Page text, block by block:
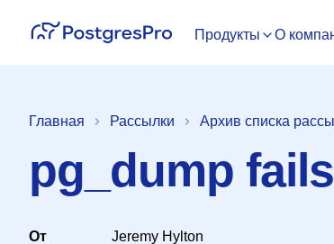
Продукты О
Главная Рассылки Архив списка
pg_dump
От
Jeremy Hylton